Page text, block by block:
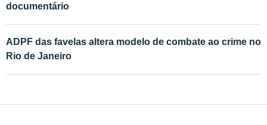
documentário
ADPF das favelas altera modelo de combate ao crime no
Rio de Janeiro